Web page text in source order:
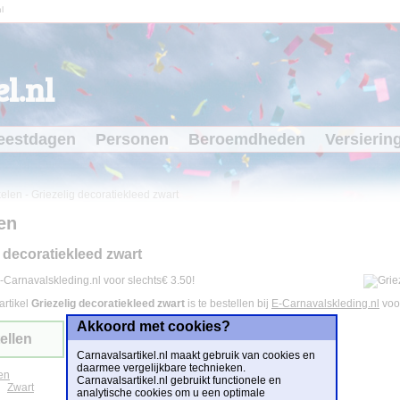
Personen Beroemdheden
Griezelig decoratiekleed zwart
decoratiekleed zwart
voor slechts€ 3.50!
Griezelig decoratiekleed zwart is te bestellen bij E-Carnavalskleding.nl
Zwart
Akkoord met cookies?
Carnavalsartikel.nl maakt gebruik van cookies en
daarmee vergelijkbare technieken.
Carnavalsartikel.nl gebruikt functionele en
analytische cookies om u een optimale